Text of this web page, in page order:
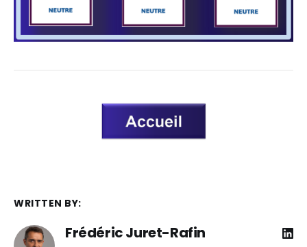
WRITTEN BY:
Frédéric Juret-Rafin